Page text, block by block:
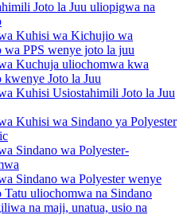
Joto la Juu uliopigwa na
Kuhisi wa Kichujio wa
wa PPS wenye joto la juu
Kuchuja uliochomwa kwa
kwenye Joto la Juu
Kuhisi Usiostahimili Joto la Juu
Kuhisi wa Sindano ya Polyester
Sindano wa Polyester-
Sindano wa Polyester wenye
Tatu uliochomwa na Sindano
na maji, unatua, usio na